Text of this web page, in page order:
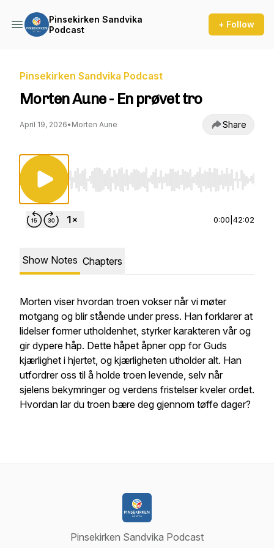
Pinsekirken Sandvika
Podcast
+ Follow
Pinsekirken Sandvika Podcast
Morten Aune - En prøvet tro
April 19, 2026• Morten Aune Share
Use Left/Right to seek, Home/End to jump to
0:00 42:02
Show Notes Chapters
Morten viser hvordan troen vokser når vi møter
motgang og blir stående under press. Han forklarer at
lidelser former utholdenhet, styrker karakteren vår og
gir dypere håp. Dette håpet åpner opp for Guds
kjærlighet i hjertet, og kjærligheten utholder alt. Han
utfordrer oss til å holde troen levende, selv når
sjelens bekymringer og verdens fristelser kveler ordet.
Hvordan lar du troen bære deg gjennom tøffe dager?
Pinsekirken Sandvika Podcast